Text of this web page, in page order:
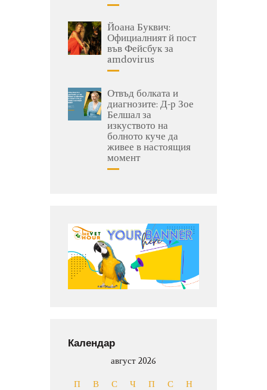
Йоана Буквич:
Официалният й пост
във Фейсбук за
amdovirus
Отвъд болката и
диагнозите: Д-р Зое
Белшал за
изкуството на
болното куче да
живее в настоящия
момент
Календар
август 2026
П В С Ч П С Н